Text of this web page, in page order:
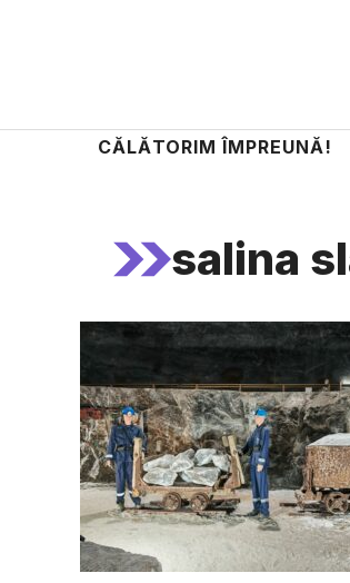
CĂLĂTORIM ÎMPREUNĂ!
salina